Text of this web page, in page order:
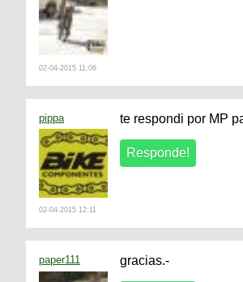
02-04-2015 11:06
pippa
02-04-2015 12:11
te respondi por MP
paper111 gracias.-